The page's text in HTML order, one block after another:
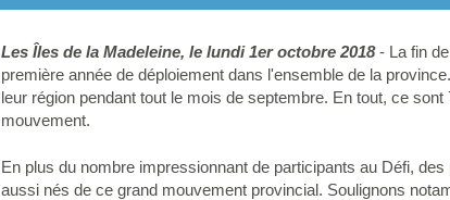
Les Îles de la Madeleine, le lundi 1er octobre 2018- La fin de
première année de déploiement dans l'ensemble de la
leur région pendant tout le mois de septembre. En tout, ce
mouvement.
En plus du nombre impressionnant de participants au Défi,
aussi nés de ce grand mouvement provincial. Soulignons